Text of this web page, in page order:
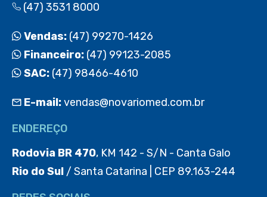
(47) 3531 8000
Vendas: (47) 99270-1426
Financeiro: (47) 99123-2085
SAC: (47) 98466-4610
E-mail:vendas@novariomed.com.br
ENDEREÇO
Rodovia BR 470, KM 142 - S/N - Canta Galo
Rio do Sul / Santa Catarina | CEP 89.163-244